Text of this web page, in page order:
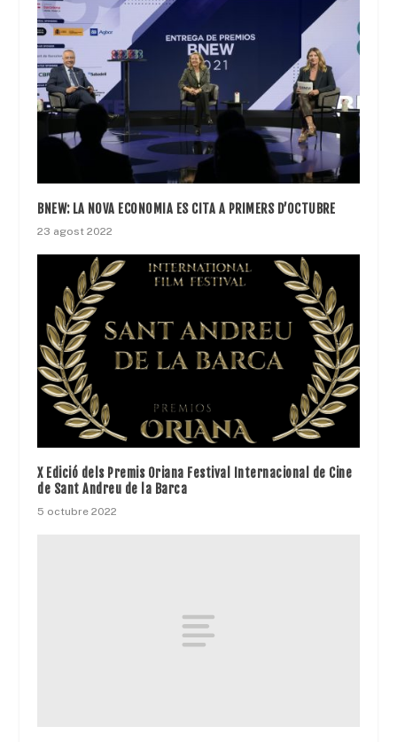
BNEW: LA NOVA ECONOMIA ES CITA A PRIMERS D’OCTUBRE
23 agost 2022
X Edició dels Premis Oriana Festival Internacional de Cine
de Sant Andreu de la Barca
5 octubre 2022